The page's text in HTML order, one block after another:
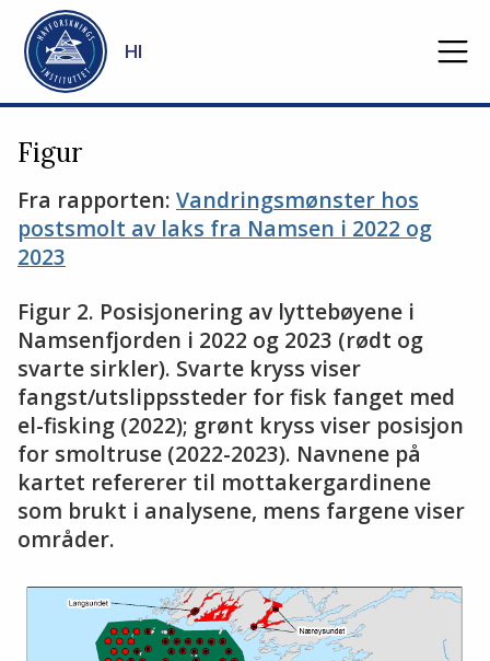
Gå til hovedinnhold
HI
Figur
Fra rapporten: Vandringsmønster hos
postsmolt av laks fra Namsen i 2022 og
2023
Figur 2. Posisjonering av lyttebøyene i
Namsenfjorden i 2022 og 2023 (rødt og
svarte sirkler). Svarte kryss viser
fangst/utslippssteder for fisk fanget med
el-fisking (2022); grønt kryss viser posisjon
for smoltruse (2022-2023). Navnene på
kartet refererer til mottakergardinene
som brukt i analysene, mens fargene viser
områder.